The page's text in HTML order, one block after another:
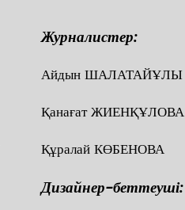
Журналистер:
Айдын ШАЛАТАЙҰЛЫ
Қанағат ЖИЕНҚҰЛОВА
Құралай КӨБЕНОВА
Дизайнер-беттеуші: